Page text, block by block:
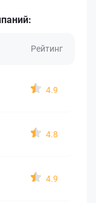
Рейтинг
4.9
4.8
4.9